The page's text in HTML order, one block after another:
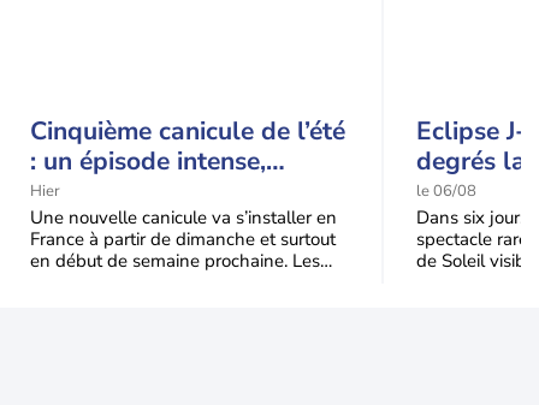
Cinquième canicule de l’été
: un épisode intense,
durable et étendu la
semaine prochaine
Hier
Une nouvelle canicule va s’installer en
France à partir de dimanche et surtout
en début de semaine prochaine. Les
Eclipse J-
degrés la
t-elle
l'éclipse
le 06/08
Dans six
spectacle rare
de Soleil